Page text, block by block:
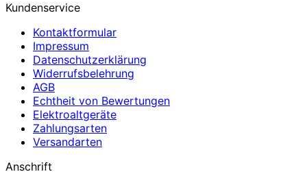
Kundenservice
Kontaktformular
Impressum
Datenschutzerklärung
Widerrufsbelehrung
AGB
Echtheit von Bewertungen
Elektroaltgeräte
Zahlungsarten
Versandarten
Anschrift